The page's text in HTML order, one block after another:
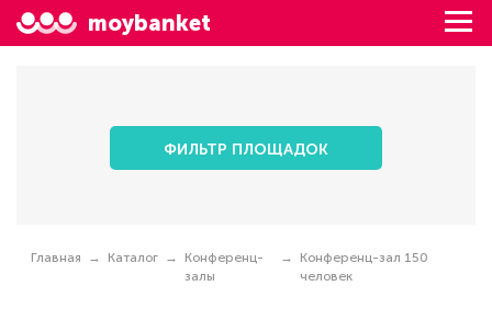
moybanket
ФИЛЬТР ПЛОЩАДОК
Главная Каталог
Конференц-
залы
Конференц-зал 150
человек